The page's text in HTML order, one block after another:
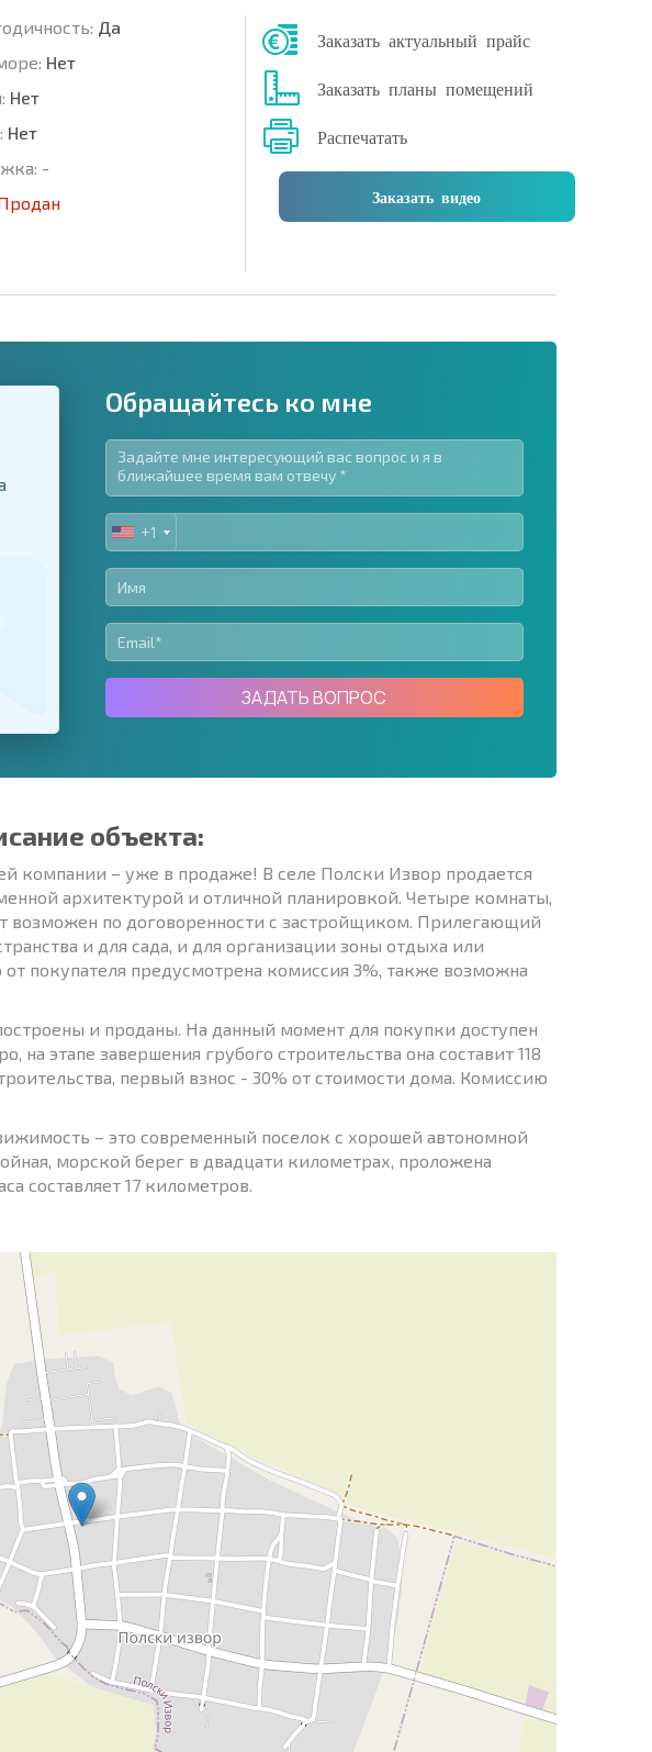
Да
Нет
Нет
Нет
-
Заказать актуальный прайс
Заказать планы помещений
Распечатать
Заказать видео
Подписаться на рассылку | Нажимая кнопку, вы разрешаете
использование своих данных.
Отправить сообщение
Обращайтесь ко мне
UNITED
STATES
+1
+1
ЗАДАТЬ ВОПРОС
объекта:
компании – уже в продаже! В селе Полски Извор продается
архитектурой и отличной планировкой. Четыре комнаты,
возможен по договоренности с застройщиком. Прилегающий
и для сада, и для организации зоны отдыха или
от покупателя предусмотрена комиссия 3%, также возможна
и проданы. На данный момент для покупки доступен
на этапе завершения грубого строительства она составит 118
первый взнос - 30% от стоимости дома. Комиссию
– это современный поселок с хорошей автономной
морской берег в двадцати километрах, проложена
составляет 17 километров.